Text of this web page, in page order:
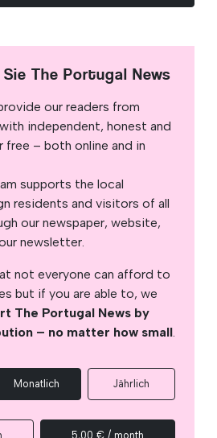
The Portugal News
our readers from
independent, honest and
free – both online and in
supports the local
residents and visitors of all
our newspaper, website,
newsletter.
not everyone can afford to
but if you are able to, we
The Portugal News by
– no matter how small.
Monatlich Jährlich
5,00 € / month